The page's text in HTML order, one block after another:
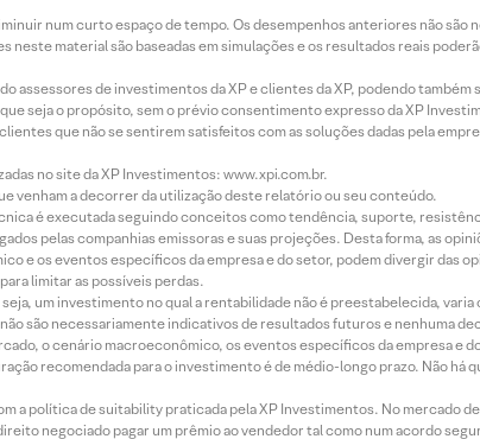
num curto espaço de tempo. Os desempenhos anteriores não são
material são baseadas em simulações e os resultados reais
de investimentos da XP e clientes da XP, podendo também
seja o propósito, sem o prévio consentimento expresso da XP
que não se sentirem satisfeitos com as soluções dadas pela
no site da XP Investimentos: www.xpi.com.br.
venham a decorrer da utilização deste relatório ou seu conteúdo.
é executada seguindo conceitos como tendência, suporte,
pelas companhias emissoras e suas projeções. Desta forma, as
e os eventos específicos da empresa e do setor, podem divergir das
limitar as possíveis perdas.
um investimento no qual a rentabilidade não é preestabelecida, varia
são necessariamente indicativos de resultados futuros e nenhuma
o cenário macroeconômico, os eventos específicos da empresa e
recomendada para o investimento é de médio-longo prazo. Não há
a política de suitability praticada pela XP Investimentos. No mercado
negociado pagar um prêmio ao vendedor tal como num acordo